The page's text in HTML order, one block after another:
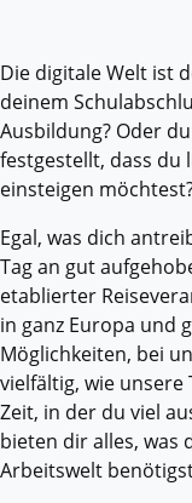
Die digitale Welt ist
deinem
Ausbildung? Oder
festgestellt, dass du
einsteigen
Egal, was dich
Tag an gut
etablierter
in ganz Europa und
Möglichkeiten, bei
vielfältig, wie unsere
Zeit, in der du viel
bieten dir alles, was
Arbeitswelt